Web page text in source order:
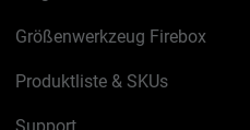
Größenwerkzeug Firebox
Produktliste & SKUs